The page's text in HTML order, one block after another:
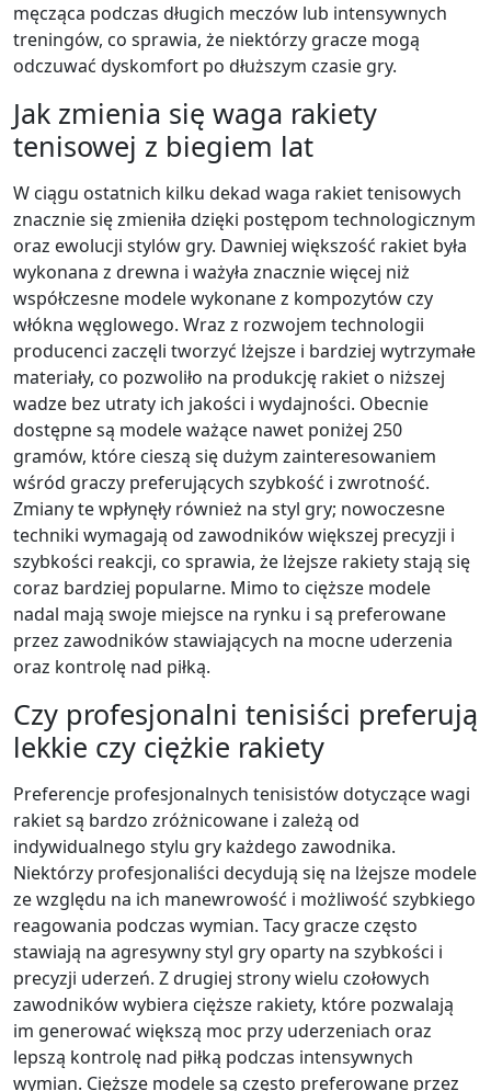
męcząca podczas długich meczów lub intensywnych
treningów, co sprawia, że niektórzy gracze mogą
odczuwać dyskomfort po dłuższym czasie gry.
Jak zmienia się waga rakiety
tenisowej z biegiem lat
W ciągu ostatnich kilku dekad waga rakiet tenisowych
znacznie się zmieniła dzięki postępom technologicznym
oraz ewolucji stylów gry. Dawniej większość rakiet była
wykonana z drewna i ważyła znacznie więcej niż
współczesne modele wykonane z kompozytów czy
włókna węglowego. Wraz z rozwojem technologii
producenci zaczęli tworzyć lżejsze i bardziej wytrzymałe
materiały, co pozwoliło na produkcję rakiet o niższej
wadze bez utraty ich jakości i wydajności. Obecnie
dostępne są modele ważące nawet poniżej 250
gramów, które cieszą się dużym zainteresowaniem
wśród graczy preferujących szybkość i zwrotność.
Zmiany te wpłynęły również na styl gry; nowoczesne
techniki wymagają od zawodników większej precyzji i
szybkości reakcji, co sprawia, że lżejsze rakiety stają się
coraz bardziej popularne. Mimo to cięższe modele
nadal mają swoje miejsce na rynku i są preferowane
przez zawodników stawiających na mocne uderzenia
oraz kontrolę nad piłką.
Czy profesjonalni tenisiści preferują
lekkie czy ciężkie rakiety
Preferencje profesjonalnych tenisistów dotyczące wagi
rakiet są bardzo zróżnicowane i zależą od
indywidualnego stylu gry każdego zawodnika.
Niektórzy profesjonaliści decydują się na lżejsze modele
ze względu na ich manewrowość i możliwość szybkiego
reagowania podczas wymian. Tacy gracze często
stawiają na agresywny styl gry oparty na szybkości i
precyzji uderzeń. Z drugiej strony wielu czołowych
zawodników wybiera cięższe rakiety, które pozwalają
im generować większą moc przy uderzeniach oraz
lepszą kontrolę nad piłką podczas intensywnych
wymian. Cięższe modele są często preferowane przez